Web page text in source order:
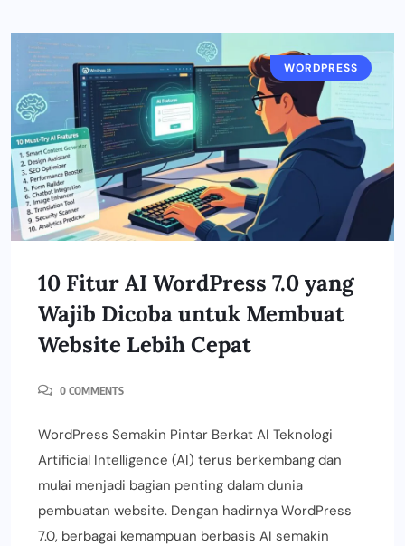
WORDPRESS
10 Fitur AI WordPress 7.0 yang
Wajib Dicoba untuk Membuat
Website Lebih Cepat
0 COMMENTS
WordPress Semakin Pintar Berkat AI Teknologi
Artificial Intelligence (AI) terus berkembang dan
mulai menjadi bagian penting dalam dunia
pembuatan website. Dengan hadirnya WordPress
7.0, berbagai kemampuan berbasis AI semakin